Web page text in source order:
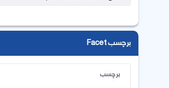
برچسب Facet
برچسب